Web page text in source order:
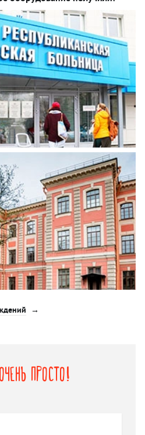
просто!